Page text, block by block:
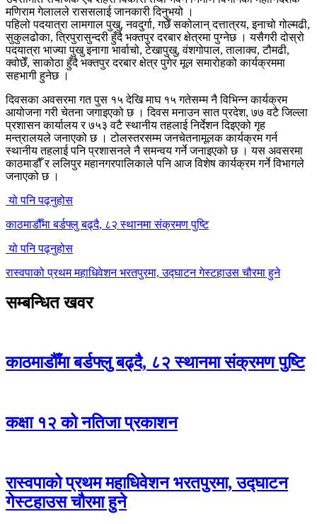
मणिराम गेलालले राससलाई जानकारी दिनुभयो ।
पहिलो पदयात्रा लामगाल पुखु, नवदुर्गा, गछेँ सकोलान् दत्तात्रय, इनाचो गोल्मढी,
सुकुलढोका, त्रिपुरासुन्दरी हुँदै भक्तपुर दरबार क्षेत्रमा पुग्नेछ । यसैगरी दोस्रो
पदयात्रा भाज्या पुखु इनागा भार्वाचो, टेखापुखु, वंशगोपाल, तालाक्व, टौमढी,
क्वोछेँ, साकोठा हुँदै भक्तपुर दरबार क्षेत्र पुगेर मूल समारोहको कार्यक्रममा
सहभागी हुनेछ ।
दिवसका अवसरमा गत पुस १५ देखि माघ १५ गतेसम्म नै विभिन्न कार्यक्रम
आयोजना गरी चेतना जगाइएको छ । दिवस मनाउन सात प्रदेश, ७७ वटै जिल्ला
प्रशासन कार्यालय र ७५३ वटै स्थानीय तहलाई निर्देशन दिइएको गृह
मन्त्रालयले जनाएको छ । टोलस्तरसम्म जनचेतनामूलक कार्यक्रम गर्न
स्थानीय तहलाई पनि प्रशासनले नै समन्वय गर्ने जनाइएको छ । यस अवसरमा
काठमाडौँ र ललिपुर महानगरपालिकाले पनि आज विशेष कार्यक्रम गर्ने विभागले
जनाएको छ ।
यो पनि पढ्नुहोस
काठमाडौँमा बर्डफ्लु बढ्दै, ८२ स्थानमा संक्रमण पुष्टि
यो पनि पढ्नुहोस
रास्वपाको प्रथम महाधिवेशन भरतपुरमा, उद्घाटन गेस्टहाउस चौरमा हुने
सम्बन्धित खवर
काठमाडौँमा बर्डफ्लु बढ्दै, ८२ स्थानमा संक्रमण पुष्टि
कक्षा १२ को नतिजा प्रकाशन
रास्वपाको प्रथम महाधिवेशन भरतपुरमा, उद्घाटन
गेस्टहाउस चौरमा हुने